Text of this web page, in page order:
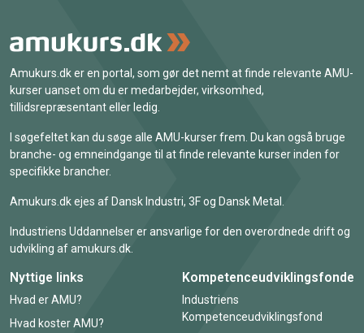
Amukurs.dk er en portal, som gør det nemt at finde relevante AMU-
kurser uanset om du er medarbejder, virksomhed,
tillidsrepræsentant eller ledig.
I søgefeltet kan du søge alle AMU-kurser frem. Du kan også bruge
branche- og emneindgange til at finde relevante kurser inden for
specifikke brancher.
Amukurs.dk ejes af Dansk Industri, 3F og Dansk Metal.
Industriens Uddannelser er ansvarlige for den overordnede drift og
udvikling af amukurs.dk.
Nyttige links
Hvad er AMU?
Hvad koster AMU?
Kompetenceudviklingsfonde
Industriens
Kompetenceudviklingsfond